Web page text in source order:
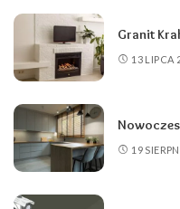
Granit
13 LIPCA
19